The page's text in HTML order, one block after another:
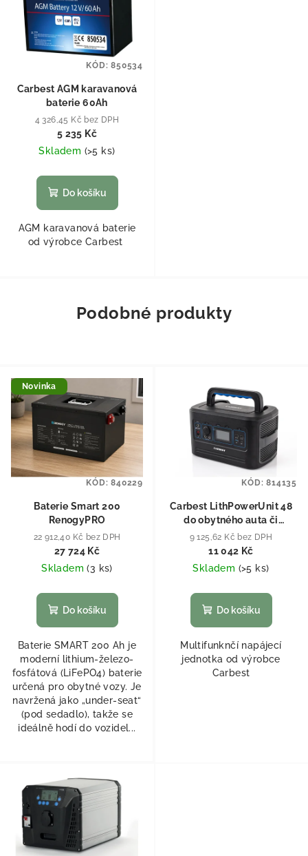
Carbest AGM karavanová
baterie 60Ah
4 326,45 Kč bez DPH
5 235 Kč
Skladem (>5 ks)
Do košíku
AGM karavanová baterie
od výrobce Carbest
KÓD:850534
Podobné produkty
Novinka
Baterie Smart 200
RenogyPRO
22 912,40 Kč bez DPH
27 724 Kč
Skladem(3 ks)
Do košíku
Baterie SMART 200 Ah je
moderní lithium-železo-
fosfátová (LiFePO4) baterie
určená pro obytné vozy. Je
navržená jako „under-seat“
(pod sedadlo), takže se
ideálně hodí do vozidel...
KÓD:840229
Carbest LithPowerUnit 48
do obytného auta či
karavanu
9 125,62 Kč bez DPH
11 042 Kč
Skladem (>5 ks)
Do košíku
Multifunknčí napájecí
jednotka od výrobce
Carbest
KÓD:814135